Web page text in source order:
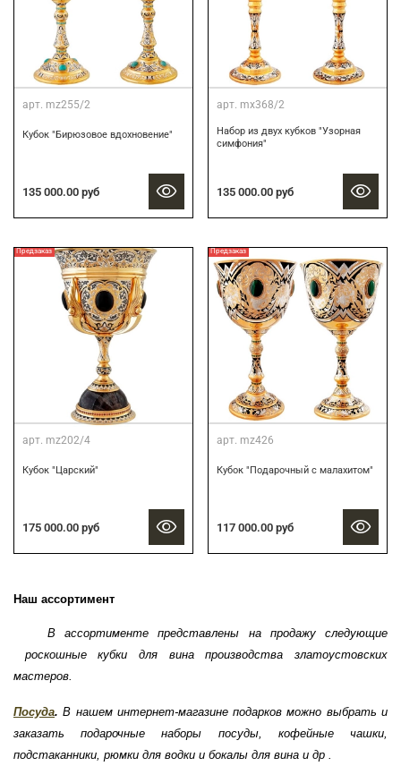
арт. mz255/2
Кубок "Бирюзовое вдохновение"
135 000.00 руб
арт. mx368/2
Набор из двух кубков "Узорная
симфония"
135 000.00 руб
Предзаказ
арт. mz202/4
Кубок "Царский"
175 000.00 руб
Предзаказ
арт. mz426
Кубок "Подарочный с малахитом"
117 000.00 руб
Наш ассортимент
В ассортименте представлены на продажу следующие
роскошные кубки для вина производства златоустовских
мастеров.
Посуда. В нашем интернет-магазине подарков можно выбрать и
заказать подарочные наборы посуды, кофейные чашки,
подстаканники, рюмки для водки и бокалы для вина и др .